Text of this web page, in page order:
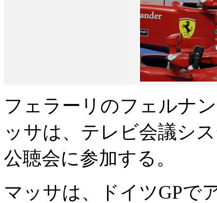
フェラーリのフェルナ
ッサは、テレビ会議シ
公聴会に参加する。
マッサは、ドイツGPで